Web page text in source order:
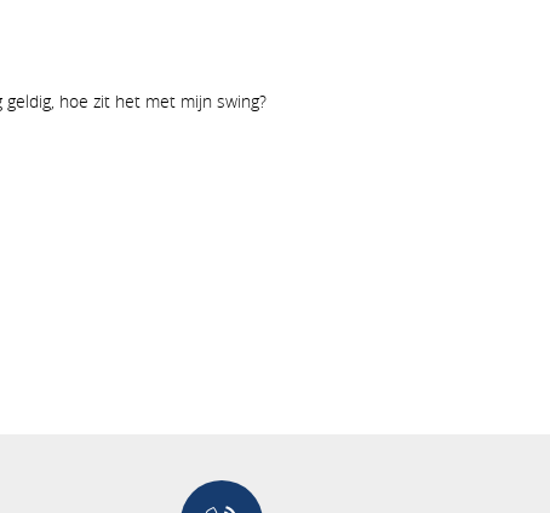
hoe zit het met mijn swing?